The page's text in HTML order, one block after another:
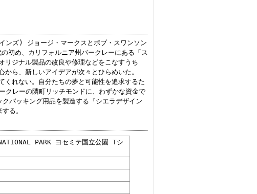
ンズ) ジョージ・マークスとボブ・スワンソン
初め、カリフォルニア州バークレーにある「ス
リジナル製品の改良や修理などをこなすうち
ら、新しいアイデアが次々とひらめいた。
くれない。自分たちの夢と可能性を追求するた
レーの隣町リッチモンドに、わずかな資金で
パッキング用品を製造する『シエラデザイン
る。
PARK ヨセミテ国立公園 Tシ